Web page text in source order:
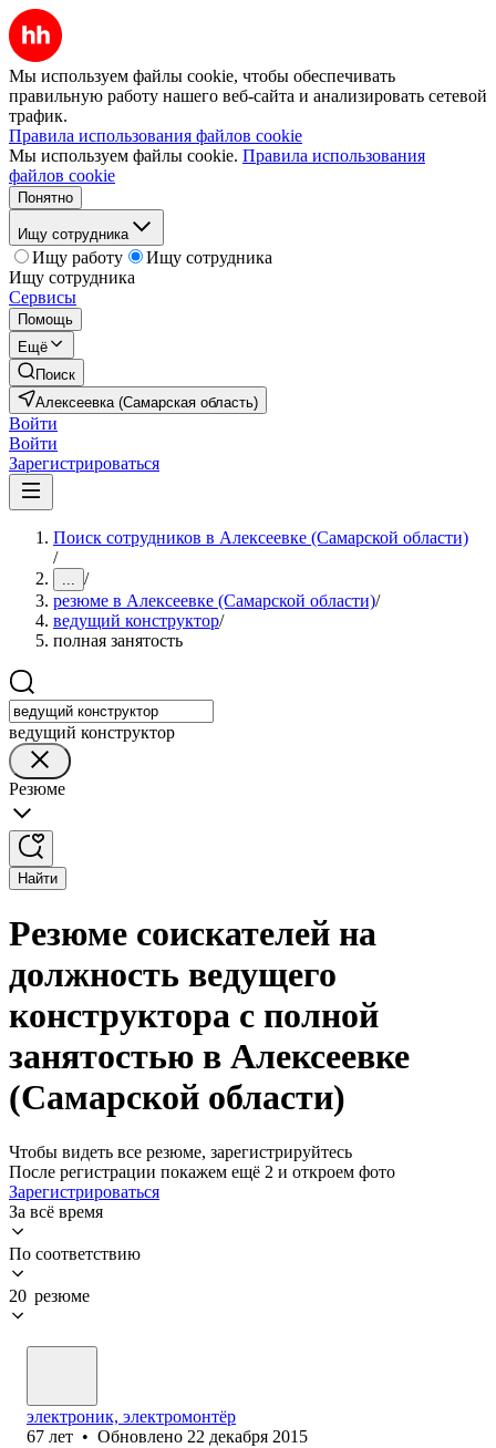
Мы используем файлы cookie, чтобы обеспечивать
правильную работу нашего веб-сайта и анализировать сетевой
трафик.
Правила использования файлов cookie
Мы используем файлы cookie. Правила использования
файлов cookie
Понятно
Ищу сотрудника
Ищу работу
Ищу сотрудника
Ищу сотрудника
Сервисы
Помощь
Ещё
Поиск
Алексеевка (Самарская область)
Войти
Войти
Зарегистрироваться
Поиск сотрудников в Алексеевке (Самарской области)
/
... /
резюме в Алексеевке (Самарской области)/
ведущий конструктор/
полная занятость
ведущий конструктор
Резюме
Найти
Резюме соискателей на
должность ведущего
конструктора с полной
занятостью в Алексеевке
(Самарской области)
Чтобы видеть все резюме, зарегистрируйтесь
После регистрации покажем ещё 2 и откроем фото
Зарегистрироваться
За всё время
По соответствию
20 резюме
электроник, электромонтёр
67 лет • Обновлено 22 декабря 2015